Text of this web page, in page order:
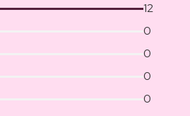
12
0
0
0
0